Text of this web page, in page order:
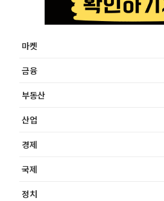
마켓
금융
부동산
산업
경제
국제
정치